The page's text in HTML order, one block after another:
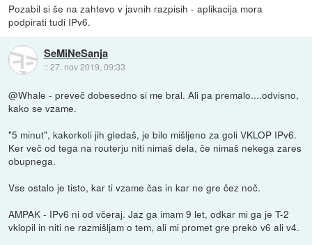
Pozabil si še na zahtevo v javnih razpisih - aplikacija mora
podpirati tudi IPv6.
SeMiNeSanja
::27. nov 2019, 09:33
@Whale - preveč dobesedno si me bral. Ali pa premalo....odvisno,
kako se vzame.
"5 minut", kakorkoli jih gledaš, je bilo mišljeno za goli VKLOP IPv6.
Ker več od tega na routerju niti nimaš dela, če nimaš nekega zares
obupnega.
Vse ostalo je tisto, kar ti vzame čas in kar ne gre čez noč.
AMPAK - IPv6 ni od včeraj. Jaz ga imam 9 let, odkar mi ga je T-2
vklopil in niti ne razmišljam o tem, ali mi promet gre preko v6 ali v4.